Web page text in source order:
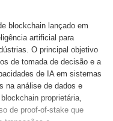
blockchain lançado em
artificial para
O principal objetivo
de tomada de decisão e a
de IA em sistemas
na análise de dados e
proprietária,
de proof-of-stake que